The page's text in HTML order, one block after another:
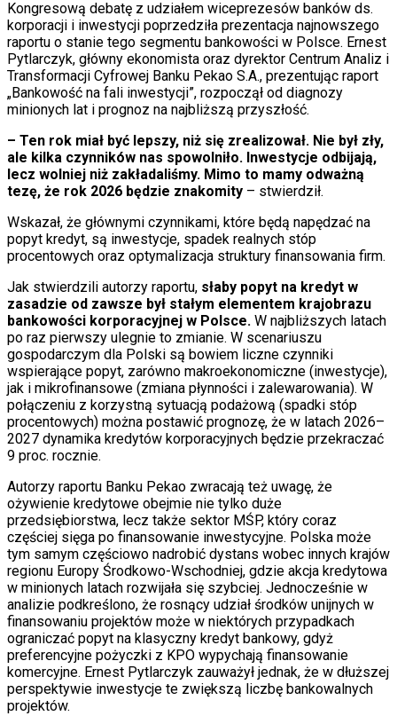
Kongresową debatę z udziałem wiceprezesów banków ds.
korporacji i inwestycji poprzedziła prezentacja najnowszego
raportu o stanie tego segmentu bankowości w Polsce. Ernest
Pytlarczyk, główny ekonomista oraz dyrektor Centrum Analiz i
Transformacji Cyfrowej Banku Pekao S.A., prezentując raport
„Bankowość na fali inwestycji”, rozpoczął od diagnozy
minionych lat i prognoz na najbliższą przyszłość.
– Ten rok miał być lepszy, niż się zrealizował. Nie był zły,
ale kilka czynników nas spowolniło. Inwestycje odbijają,
lecz wolniej niż zakładaliśmy. Mimo to mamy odważną
tezę, że rok 2026 będzie znakomity – stwierdził.
Wskazał, że głównymi czynnikami, które będą napędzać na
popyt kredyt, są inwestycje, spadek realnych stóp
procentowych oraz optymalizacja struktury finansowania firm.
Jak stwierdzili autorzy raportu, słaby popyt na kredyt w
zasadzie od zawsze był stałym elementem krajobrazu
bankowości korporacyjnej w Polsce. W najbliższych latach
po raz pierwszy ulegnie to zmianie. W scenariuszu
gospodarczym dla Polski są bowiem liczne czynniki
wspierające popyt, zarówno makroekonomiczne (inwestycje),
jak i mikrofinansowe (zmiana płynności i zalewarowania). W
połączeniu z korzystną sytuacją podażową (spadki stóp
procentowych) można postawić prognozę, że w latach 2026–
2027 dynamika kredytów korporacyjnych będzie przekraczać
9 proc. rocznie.
Autorzy raportu Banku Pekao zwracają też uwagę, że
ożywienie kredytowe obejmie nie tylko duże
przedsiębiorstwa, lecz także sektor MŚP, który coraz
częściej sięga po finansowanie inwestycyjne. Polska może
tym samym częściowo nadrobić dystans wobec innych krajów
regionu Europy Środkowo-Wschodniej, gdzie akcja kredytowa
w minionych latach rozwijała się szybciej. Jednocześnie w
analizie podkreślono, że rosnący udział środków unijnych w
finansowaniu projektów może w niektórych przypadkach
ograniczać popyt na klasyczny kredyt bankowy, gdyż
preferencyjne pożyczki z KPO wypychają finansowanie
komercyjne. Ernest Pytlarczyk zauważył jednak, że w dłuższej
perspektywie inwestycje te zwiększą liczbę bankowalnych
projektów.